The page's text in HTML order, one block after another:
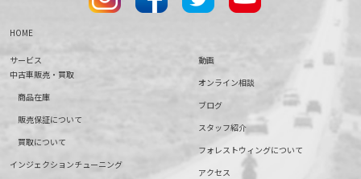
HOME
サービス
中古車販売・買取
商品在庫
販売保証について
買取について
インジェクションチューニング
動画
オンライン相談
ブログ
スタッフ紹介
フォレストウィングについて
アクセス